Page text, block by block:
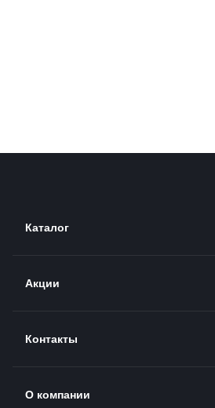
Каталог
Акции
Контакты
О компании